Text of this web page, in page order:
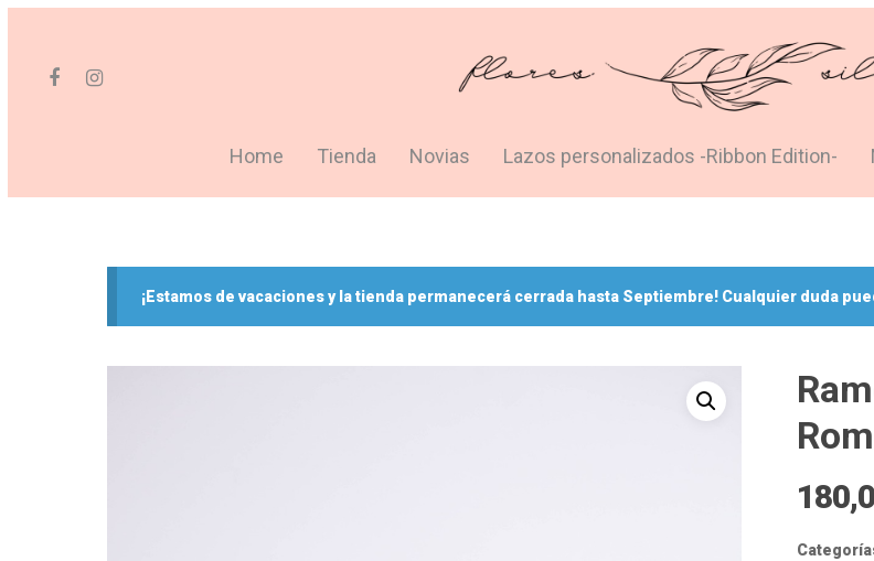
Home Tienda Novias Lazos personalizados -Ribbon Edition-
¡Estamos de vacaciones y la tienda permanecerá cerrada hasta Septiembre! Cualquier duda